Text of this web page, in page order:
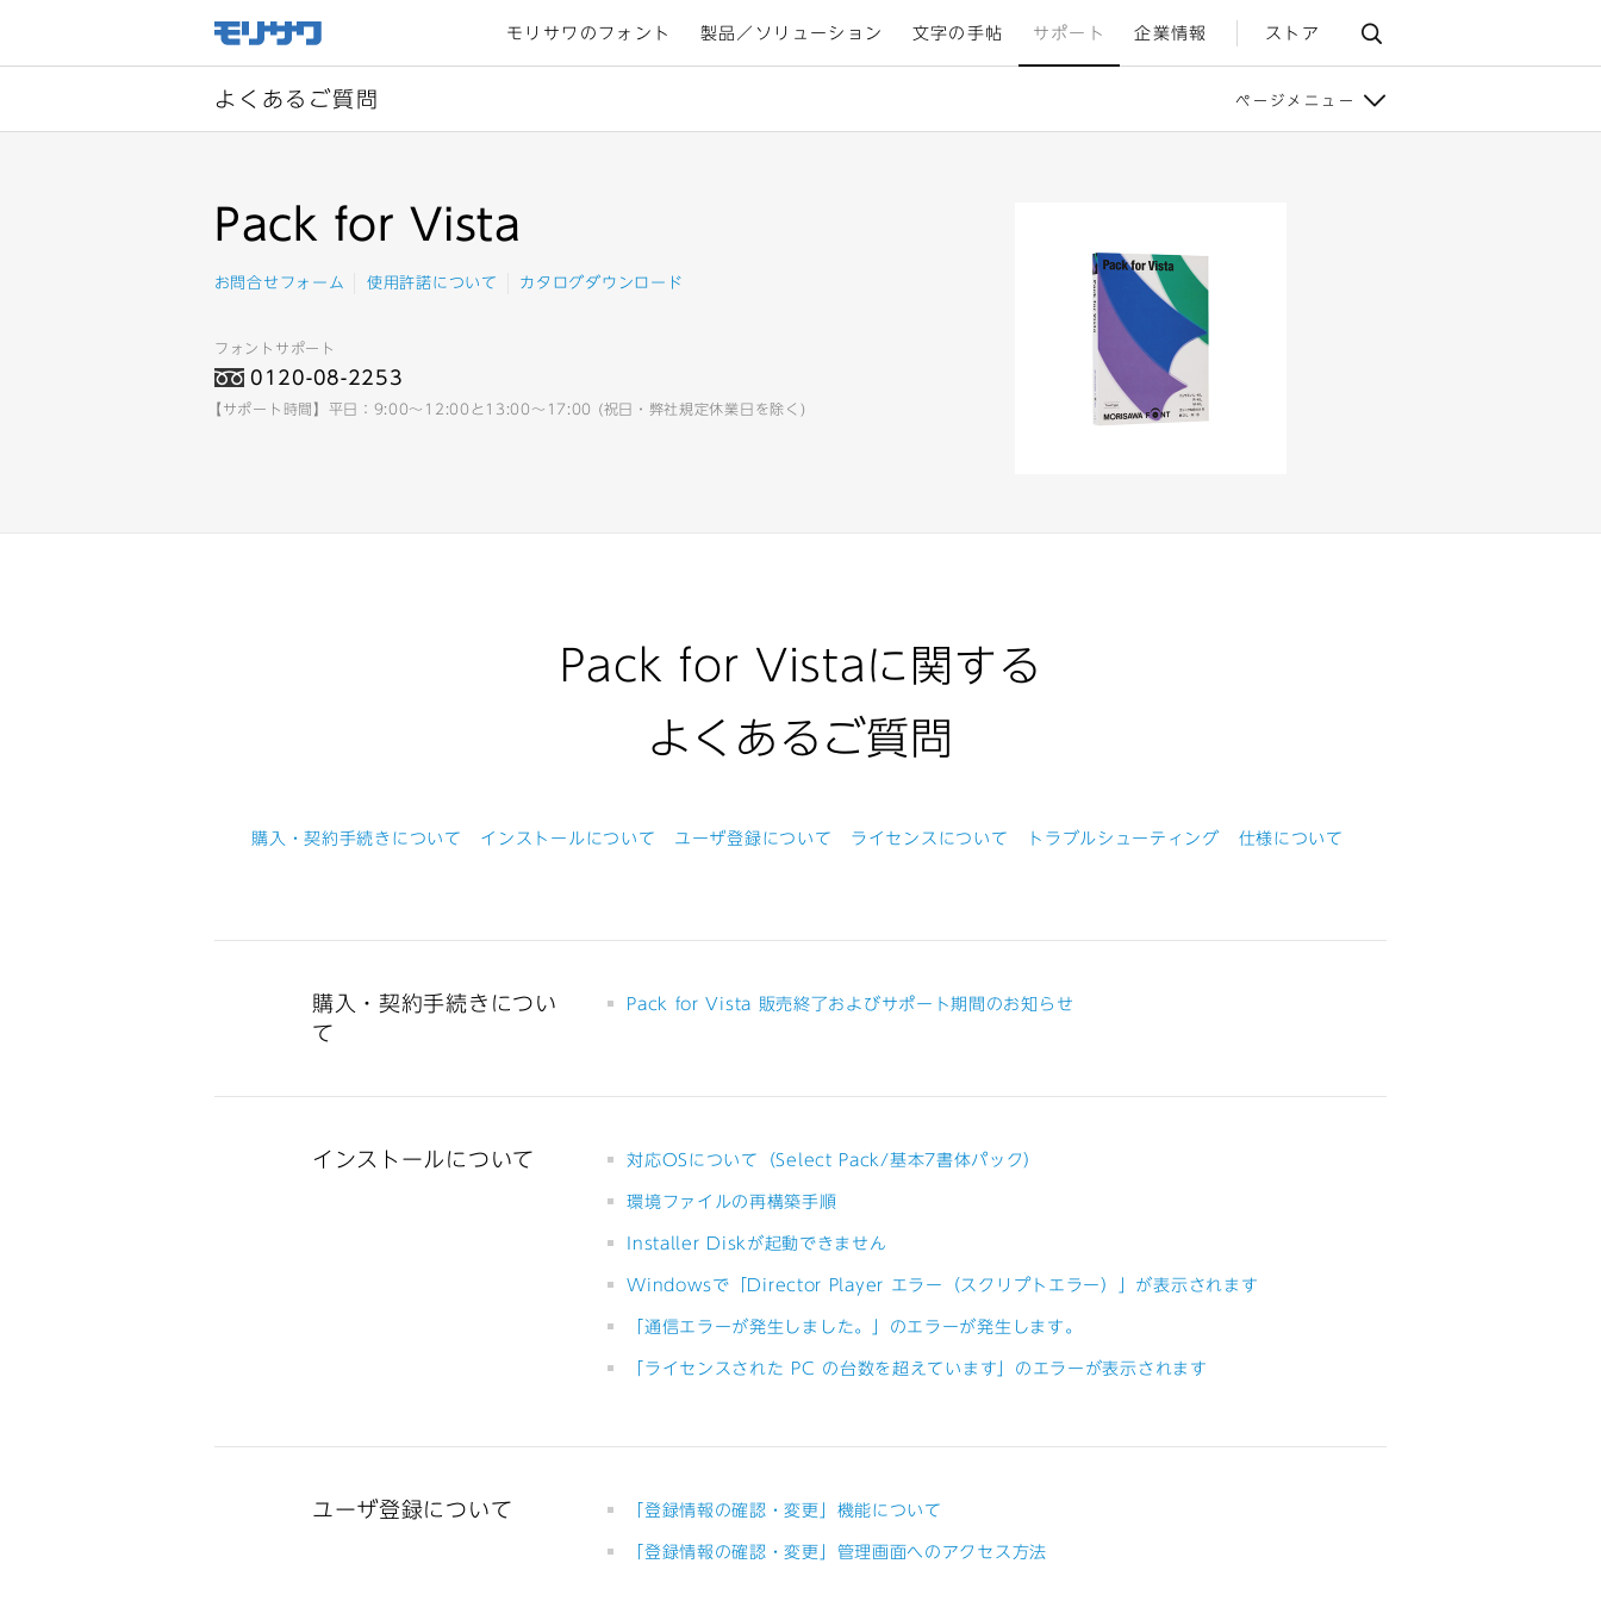
モリサワのフォント 製品／ソリューション 文字の手帖 サポート 企業情報 ストア
よくあるご質問 ページメニュー
Pack for Vista
お問合せフォーム 使用許諾について カタログダウンロード
フォントサポート
0120-08-2253
【サポート時間】平日：9:00～12:00と13:00～17:00 (祝日・弊社規定休業日を除く)
Pack for Vistaに関する
よくあるご質問
購入・契約手続きについて インストールについて ユーザ登録について ライセンスについて トラブルシューティング 仕様について
購入・契約手続きについ
て
Pack for Vista 販売終了およびサポート期間のお知らせ
インストールについて 対応OSについて（Select Pack/基本7書体パック）
環境ファイルの再構築手順
Installer Diskが起動できません
Windowsで「Director Player エラー（スクリプトエラー）」が表示されます
「通信エラーが発生しました。」のエラーが発⽣します。
「ライセンスされた PC の台数を超えています」のエラーが表示されます
ユーザ登録について 「登録情報の確認・変更」機能について
「登録情報の確認・変更」管理画面へのアクセス方法